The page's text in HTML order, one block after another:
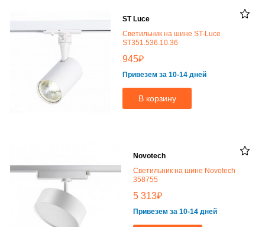
ST Luce
Светильник на шине ST-Luce
ST351.536.10.36
945₽
Привезем за 10-14 дней
В корзину
Novotech
Светильник на шине Novotech
358755
5 313₽
Привезем за 10-14 дней